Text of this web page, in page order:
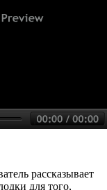
рассказывает
для того,